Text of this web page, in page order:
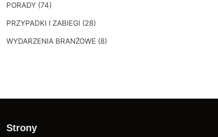
PORADY(74)
PRZYPADKI I ZABIEGI (28)
WYDARZENIA BRANŻOWE (8)
Strony